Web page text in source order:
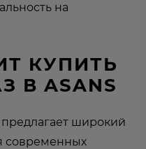
на
КУПИТЬ
В ASANS
широкий
современных